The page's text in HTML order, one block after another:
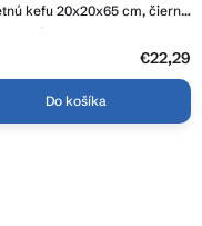
kefu 20x20x65 cm, čierna
hnedá, ERG-YKA-PD.SAKI-
€22,29
Do košíka